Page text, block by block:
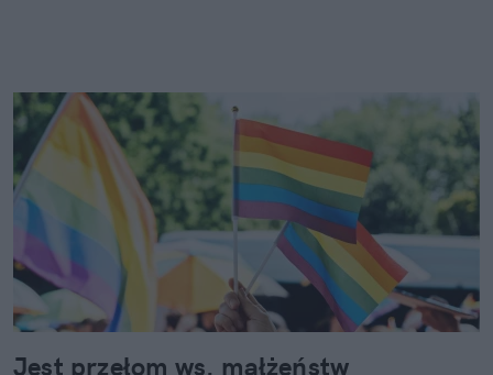
Jest przełom ws. małżeństw